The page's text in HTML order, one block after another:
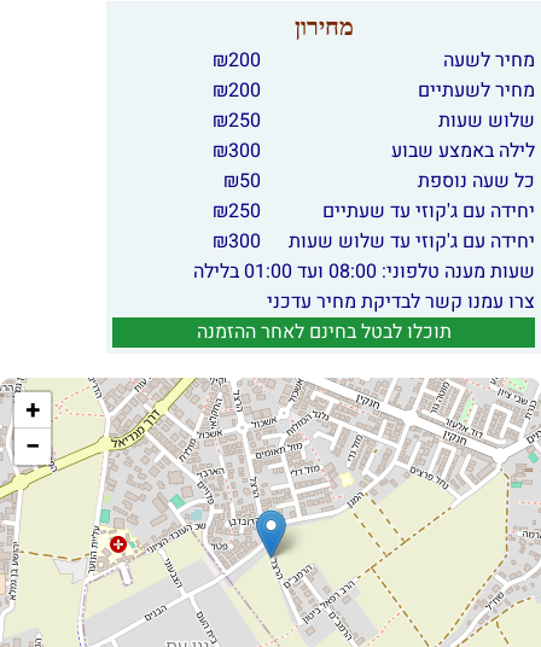
מחירון
מחיר לשעה 200
₪
מחיר לשעתיים
200
₪
שלוש שעות
250
₪
לילה באמצע שבוע
300
₪
כל שעה נוספת
50
₪
יחידה עם ג'קוזי עד שעתיים
250
₪
יחידה עם ג'קוזי עד שלוש שעות
300
₪
שעות מענה טלפוני: 08:00 ועד 01:00 בלילה
צרו עמנו קשר לבדיקת מחיר עדכני
תוכלו לבטל בחינם לאחר ההזמנה
+
−